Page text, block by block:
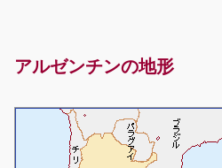
アルゼンチンの地形